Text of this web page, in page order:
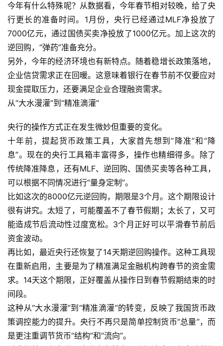
A
I
实
干
群
运
营
记
今年有什么特殊呢？从数据看，今年春节相对较晚，给了央
行更长的准备时间。1月份，央行已经通过MLF净投放了
7000亿元，通过国债买卖净投放了1000亿元。加上这次的
逆回购，“弹药”准备充分。
另外，今年的经济环境也有新特点。随着稳增长政策落地，
企业信贷需求正在回暖。这意味着银行在春节前不仅要应对
现金提取压力，还要满足企业合理融资需求。
从“大水漫灌”到“精准滴灌”
央行的操作方式正在发生微妙但重要的变化。
十年前，提起货币政策工具，大家首先想到“降准”和“降
息”。现在的央行工具箱丰富得多，操作也精细得多。除了
传统降准降息，还有MLF、逆回购、国债买卖等各种工具，
可以根据不同情况进行“量身定制”。
比如这次的8000亿元逆回购，期限是3个月。这个期限设计
很有讲究。太短了，可能覆盖不了春节假期；太长了，又可
能造成节后流动性过度宽松。3个月正好可以平滑春节前后
资金波动。
再比如，最近央行还恢复了14天期逆回购操作。这种工具现
在重新启用，主要是为了精准满足金融机构跨春节的资金需
求。14天这个期限，正好覆盖从操作日到春节假期结束的时
间段。
这种从“大水漫灌”到“精准滴灌”的转变，反映了我国货币政
策调控能力的提升。央行不再只是简单控制货币“总量”，而
是更注重调节货币“结构”和“流向”。